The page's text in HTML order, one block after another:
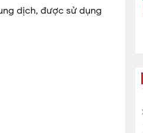
dịch, được sử dụng